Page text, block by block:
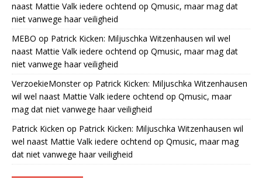
naast Mattie Valk iedere ochtend op Qmusic, maar mag dat
niet vanwege haar veiligheid
MEBO op Patrick Kicken: Miljuschka Witzenhausen wil wel
naast Mattie Valk iedere ochtend op Qmusic, maar mag dat
niet vanwege haar veiligheid
VerzoekieMonsterop Patrick Kicken: Miljuschka Witzenhausen
wil wel naast Mattie Valk iedere ochtend op Qmusic, maar
mag dat niet vanwege haar veiligheid
Patrick Kicken op Patrick Kicken: Miljuschka Witzenhausen wil
wel naast Mattie Valk iedere ochtend op Qmusic, maar mag
dat niet vanwege haar veiligheid